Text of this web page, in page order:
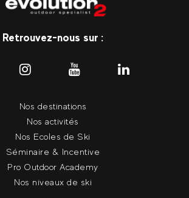
Retrouvez-nous sur :
Nos destinations
Nos activités
Nos Ecoles de Ski
Séminaire & Incentive
Pro Outdoor Academy
Nos niveaux de ski